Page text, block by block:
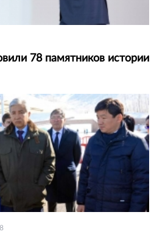
78 памятников истории